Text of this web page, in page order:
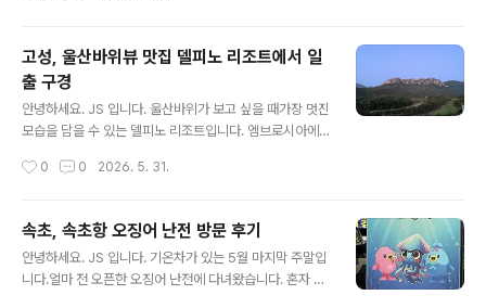
용하고, 6월 16일 개통 완료 조건입니다. 가입을 진행합니
다.보유 유심 인증 진행가입을 진행합니다. 개인 인증 및 가
입 정보를 입력하고, 희망 선호를 선택하면 완료됩니다.실
프 개통 진행은 시간이 좀 걸려 진행되었습니다.희망 번호
입력 후 가입이 완료되었습니다. 이제 월 110원으로 평생
고성, 울산바위뷰 맛집 델피노 리조트에서 일
출 구경
안녕하세요. JS 입니다. 울산바위가 보고 싶을 때가장 멋진
모습을 담을 수 있는 델피노 리조트입니다. 엠브로시아에
시간은 오전 5시 10분 ~ 20분 일출의 모습을 보면서, 반
노 리조트입니다.여긴 뷰~ 맛집, 아니 멋진 뷰 리조트라 해
야 할 거 같아요.오전 5시부터 많은 분들이 나와서 일찍 사
진을 담아 봤습니다.오늘따라 왜 이리 바람이 많이 부는지..
일출 시작 전 고요한 속초가 한눈에 내려다 보입니다.사람
0 0 2026. 5. 31.
속초, 속초항 오징어 난전 방문 후기
안녕하세요. JS 입니다. 기온차가 있는 5월 마지막 주말입
니다.얼마 전 오픈한 오징어 난전에 다녀왔습니다. 혼자 가